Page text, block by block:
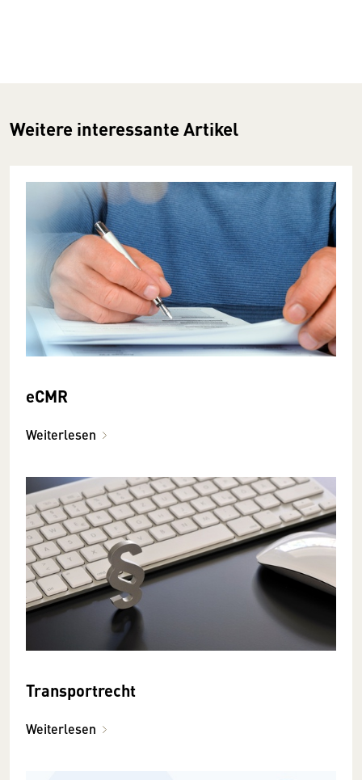
Weitere interessante Artikel
eCMR
Weiterlesen
Transportrecht
Weiterlesen